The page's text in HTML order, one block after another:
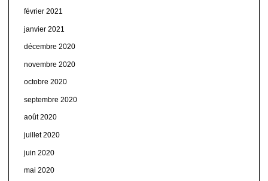
février 2021
janvier 2021
décembre 2020
novembre 2020
octobre 2020
septembre 2020
août 2020
juillet 2020
juin 2020
mai 2020